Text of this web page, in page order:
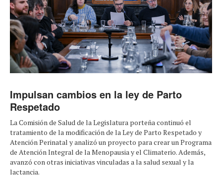
Impulsan cambios en la ley de Parto
Respetado
La Comisión de Salud de la Legislatura porteña continuó el
tratamiento de la modificación de la Ley de Parto Respetado y
Atención Perinatal y analizó un proyecto para crear un Programa
de Atención Integral de la Menopausia y el Climaterio. Además,
avanzó con otras iniciativas vinculadas a la salud sexual y la
lactancia.